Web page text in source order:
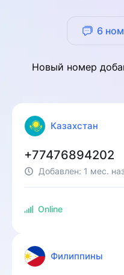
6
Новый номер
Казахстан
+77476894202
Добавлен: 1 мес.
Online
Филиппины